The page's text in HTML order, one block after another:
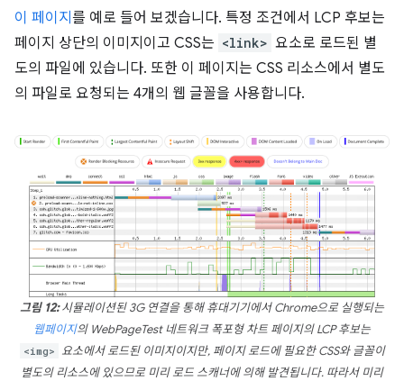
이 페이지 를 예로 들어 보겠습니다. 특정 조건에서 LCP 후보는
페이지 상단의 이미지이고 CSS는 <link> 요소로 로드된 별
도의 파일에 있습니다. 또한 이 페이지는 CSS 리소스에서 별도
의 파일로 요청되는 4개의 웹 글꼴을 사용합니다.
그림 12:시뮬레이션된 3G 연결을 통해 휴대기기에서 Chrome으로 실행되는
웹페이지의 WebPageTest 네트워크 폭포형 차트 페이지의 LCP 후보는
<img> 요소에서 로드된 이미지이지만, 페이지 로드에 필요한 CSS와 글꼴이
별도의 리소스에 있으므로 미리 로드 스캐너에 의해 발견됩니다. 따라서 미리